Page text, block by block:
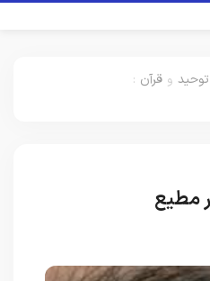
توحید و قرآن :
مطیع